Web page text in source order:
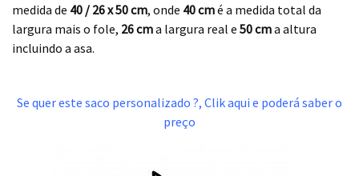
medida de 40 / 26 x 50cm, onde 40 cmé a medida total da
largura mais o fole, 26 cma largura real e 50 cma altura
incluindo a asa.
Se quer este saco personalizado ?, Clik aqui e poderá saber o
preço